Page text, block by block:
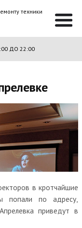
техники
ДО 22:00
в кротчайшие
попали по адресу,
приведут в